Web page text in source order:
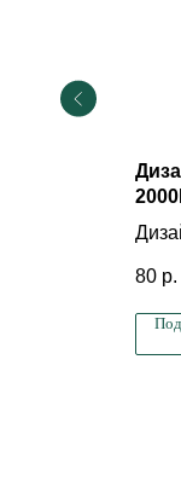
80 р.